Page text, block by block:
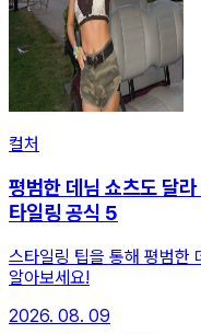
컬처
평범한 데님 쇼츠도 달
타일링 공식 5
스타일링 팁을 통해 평범한
알아보세요!
2026. 08. 09